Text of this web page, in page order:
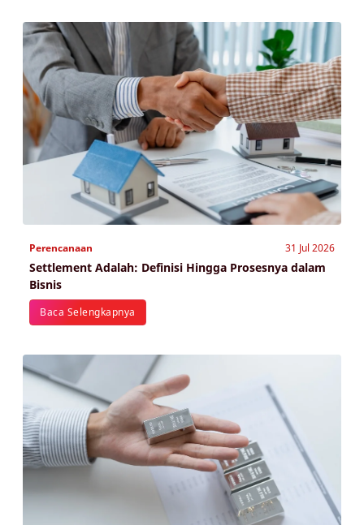
Perencanaan 31 Jul 2026
Settlement Adalah: Definisi Hingga Prosesnya dalam
Bisnis
Baca Selengkapnya